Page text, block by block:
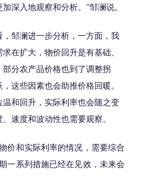
深入地观察和分析。”邹澜说。
邹澜进一步分析，一方面，我
在扩大，物价回升是有基础、
分农产品价格也到了调整拐
这些因素也会助推价格回暖。
和回升，实际利率也会随之变
速度和波动性也需要观察。
和实际利率的情况，需要综合
一系列措施已经在见效，未来会